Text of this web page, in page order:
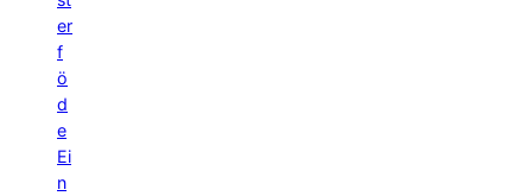
er
f
ö
d
e
Ei
n